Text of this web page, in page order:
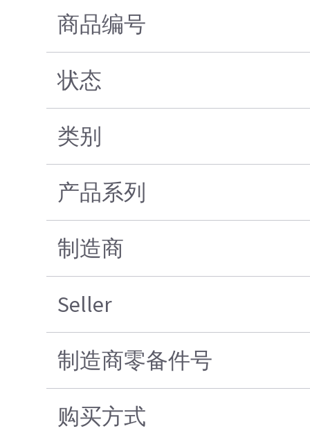
商品编号
状态
类别
产品系列
制造商
Seller
制造商零备件号
购买方式